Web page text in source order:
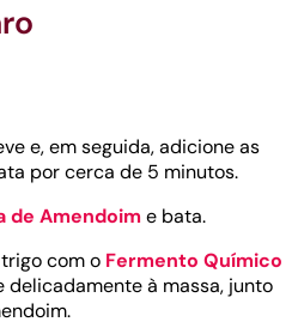
e, em seguida, adicione as
por cerca de 5 minutos.
de Amendoime bata.
com o Fermento Químico
delicadamente à massa, junto